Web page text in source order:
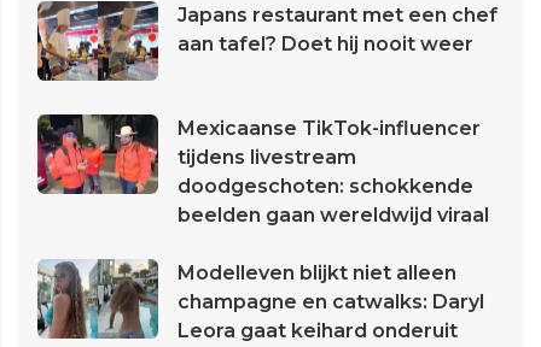
Japans restaurant met een chef
aan tafel? Doet hij nooit weer
Mexicaanse TikTok-influencer
tijdens livestream
doodgeschoten: schokkende
beelden gaan wereldwijd viraal
Modelleven blijkt niet alleen
champagne en catwalks: Daryl
Leora gaat keihard onderuit